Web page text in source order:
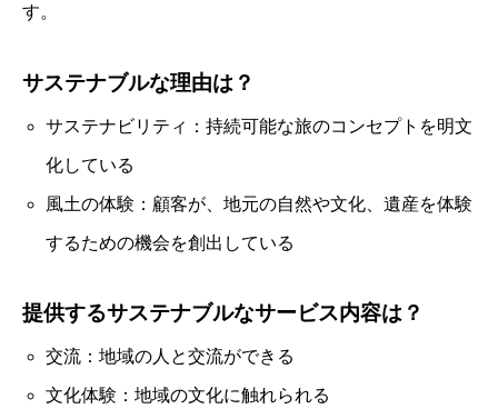
す。
サステナブルな理由は？
サステナビリティ：持続可能な旅のコンセプトを明文
化している
風土の体験：顧客が、地元の自然や文化、遺産を体験
するための機会を創出している
提供するサステナブルなサービス内容は？
交流：地域の人と交流ができる
文化体験：地域の文化に触れられる